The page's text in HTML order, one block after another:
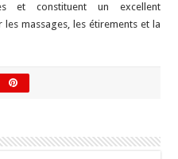
et constituent un excellent
massages, les étirements et la